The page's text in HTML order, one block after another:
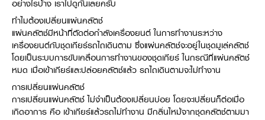
Education and Youth
Environment, Safety and Occupational Health
KUBOTA and Farmerco-operation
Large Scale Farm
Learning Centre
Online Journal
KUBOTA FARM
KUBOTA FAMILY
language
ไทย English
อย่างไรบ้าง เราไปดูกันเลยครับ
ทำไมต้องเปลี่ยนแผ่นคลัตช์
แผ่นคลัตช์มีหน้าที่ตัดต่อกำลังเครื่องยนต์ ในการทำงานระหว่าง
เครื่องยนต์กับชุดเกียร์รถไถเดินตาม ซึ่งแผ่นคลัตช์จะอยู่ในชุดมูเล่คลัตช์
โดยเป็นระบบการขับเคลื่อนการทำงานของชุดเกียร์ ในกรณีที่แผ่นคลัตช์
หมด เมื่อเข้าเกียร์และปล่อยคลัตช์แล้ว รถไถเดินตามจะไม่ทำงาน
การเปลี่ยนแผ่นคลัตช์
การเปลี่ยนแผ่นคลัตช์ ไม่จำเป็นต้องเปลี่ยนบ่อย โดยจะเปลี่ยนก็ต่อเมื่อ
เกิดอาการ คือ เข้าเกียร์แล้วรถไม่ทำงาน มีกลิ่นไหม้จากชุดคลัตช์ตามมา